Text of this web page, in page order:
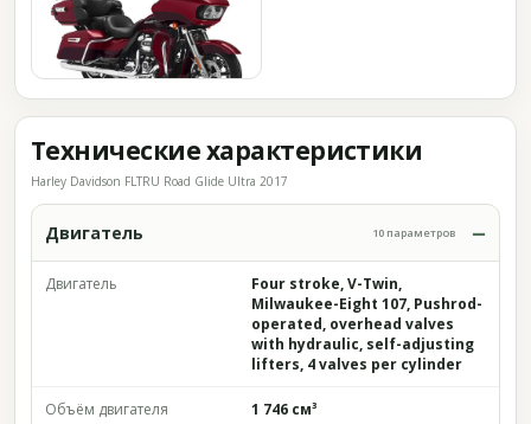
Технические характеристики
Harley Davidson FLTRU Road Glide Ultra 2017
Двигатель 10 параметров
Двигатель
Four stroke, V-Twin,
Milwaukee-Eight 107, Pushrod-
operated, overhead valves
with hydraulic, self-adjusting
lifters, 4 valves per cylinder
Объём двигателя 1 746 см³